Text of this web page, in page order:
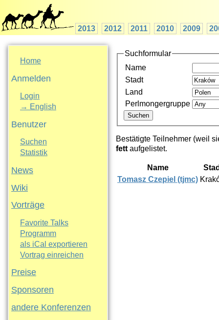
2013 2012 2011 2010 2009
Home
Anmelden
Login
→ English
Benutzer
Suchen
Statistik
News
Wiki
Vorträge
Favorite Talks
Programm
als iCal exportieren
Vortrag einreichen
Preise
Sponsoren
andere Konferenzen
Suchformular
Name
Stadt
Land
Perlmongergruppe
Bestätigte Teilnehmer (weil
fett aufgelistet.
Name
Tomasz Czepiel (‎tjmc‎)